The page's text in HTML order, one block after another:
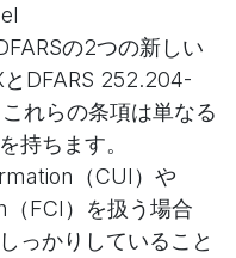
の2つの新しい
DFARS 252.204-
れらの条項は単なる
持ちます。
（CUI）や
FCI）を扱う場合
っかりしていること